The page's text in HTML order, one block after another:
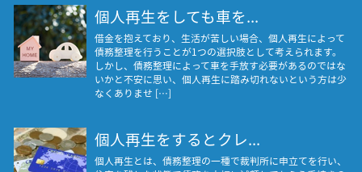
個人再生をしても車を...
借金を抱えており、生活が苦しい場合、個人再生によって
債務整理を行うことが1つの選択肢として考えられます。
しかし、債務整理によって車を手放す必要があるのではな
いかと不安に思い、個人再生に踏み切れないという方は少
なくありませ […]
個人再生をするとクレ...
個人再生とは、債務整理の一種で裁判所に申立てを行い、